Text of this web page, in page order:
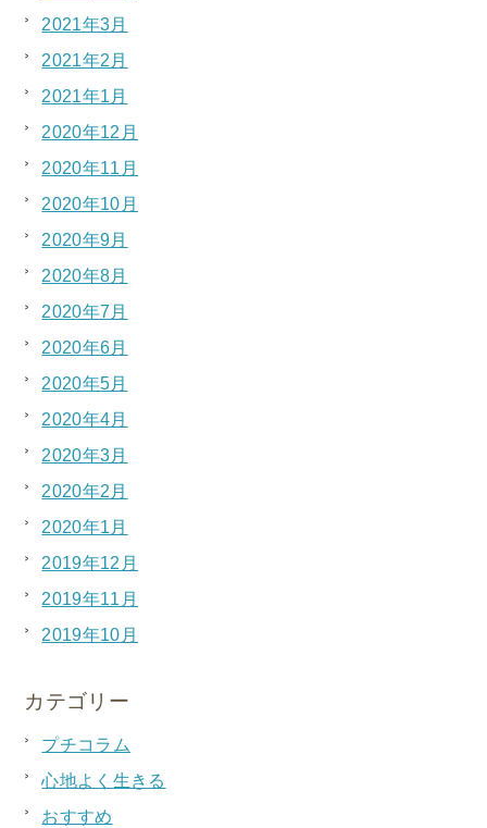
2021年3月
2021年2月
2021年1月
2020年12月
2020年11月
2020年10月
2020年9月
2020年8月
2020年7月
2020年6月
2020年5月
2020年4月
2020年3月
2020年2月
2020年1月
2019年12月
2019年11月
2019年10月
カテゴリー
プチコラム
心地よく生きる
おすすめ